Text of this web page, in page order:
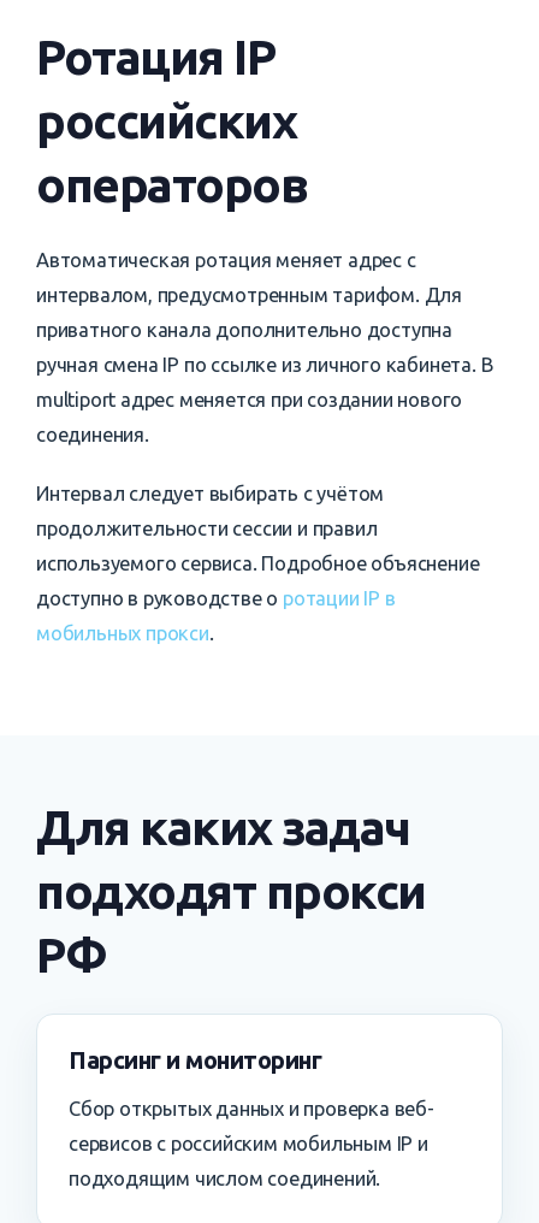
Ротация IP
российских
операторов
Автоматическая ротация меняет адрес с
интервалом, предусмотренным тарифом. Для
приватного канала дополнительно доступна
ручная смена IP по ссылке из личного кабинета. В
multiport адрес меняется при создании нового
соединения.
Интервал следует выбирать с учётом
продолжительности сессии и правил
используемого сервиса. Подробное объяснение
доступно в руководстве о ротации IP в
мобильных прокси.
Для каких задач
подходят прокси
РФ
Парсинг и мониторинг
Сбор открытых данных и проверка веб-
сервисов с российским мобильным IP и
подходящим числом соединений.